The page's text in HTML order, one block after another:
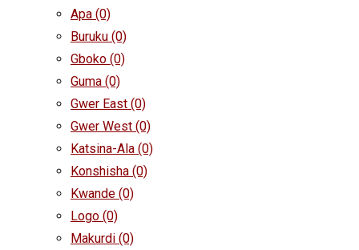
Apa (0)
Buruku (0)
Gboko (0)
Guma (0)
Gwer East (0)
Gwer West (0)
Katsina-Ala (0)
Konshisha (0)
Kwande (0)
Logo (0)
Makurdi (0)